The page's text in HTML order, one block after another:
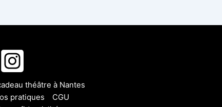
théâtre à Nantes
pratiques
CGU